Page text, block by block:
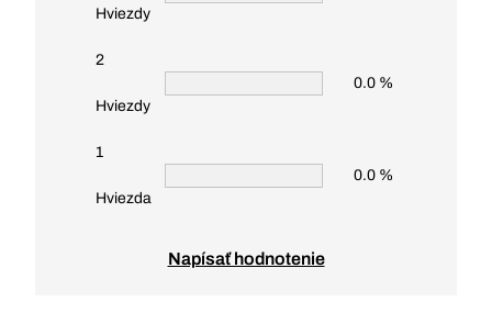
Hviezdy
2
Hviezdy
0.0 %
1
Hviezda
0.0 %
Napísať hodnotenie